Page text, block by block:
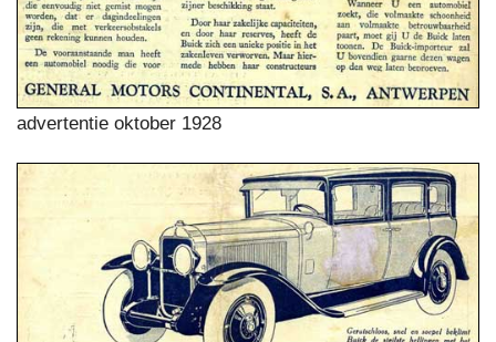
advertentie oktober 1928